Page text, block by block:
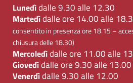
Lunedìdalle 9.30 alle 12.30
Martedìdalle ore 14.00 alle
consentito in presenza ore 18.15 –
chiusura delle 18.30)
Mercoledìdalle ore 11.00 alle
Giovedìdalle ore 9.30 alle 13.00
Venerdìdalle 9.30 alle 12.00